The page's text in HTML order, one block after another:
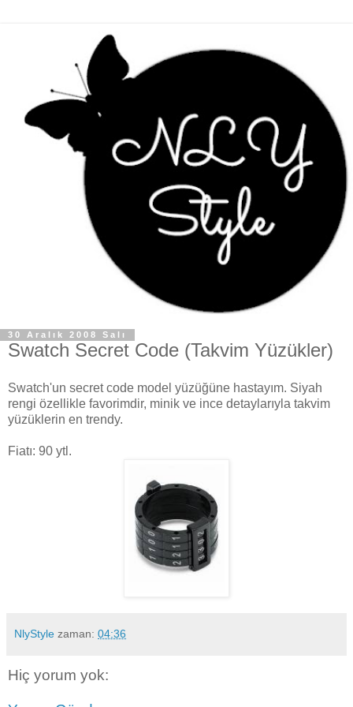
30 Aralık 2008 Salı
Swatch Secret Code (Takvim Yüzükler)
Swatch'un secret code model yüzüğüne hastayım. Siyah
rengi özellikle favorimdir, minik ve ince detaylarıyla takvim
yüzüklerin en trendy.
Fiatı: 90 ytl.
NlyStyle zaman: 04:36
Hiç yorum yok: